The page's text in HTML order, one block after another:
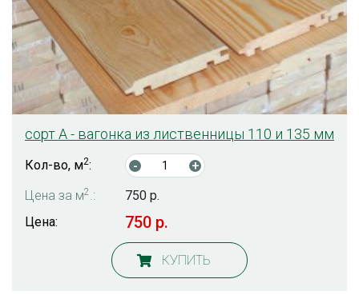
сорт А - вагонка из лиственницы 110 и 135 мм
Кол-во, м2: -
+
Цена за м2.:
750 р.
Цена:
750 р.
КУПИТЬ